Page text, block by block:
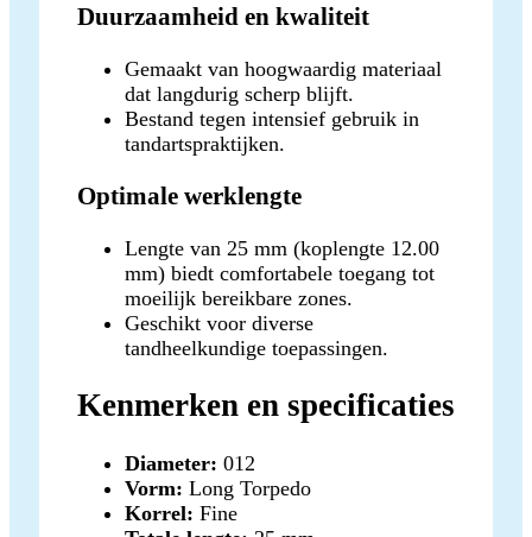
Duurzaamheid en kwaliteit
Gemaakt van hoogwaardig materiaal
dat langdurig scherp blijft.
Bestand tegen intensief gebruik in
tandartspraktijken.
Optimale werklengte
Lengte van 25 mm (koplengte 12.00
mm) biedt comfortabele toegang tot
moeilijk bereikbare zones.
Geschikt voor diverse
tandheelkundige toepassingen.
Kenmerken en specificaties
Diameter: 012
Vorm: Long Torpedo
Korrel: Fine